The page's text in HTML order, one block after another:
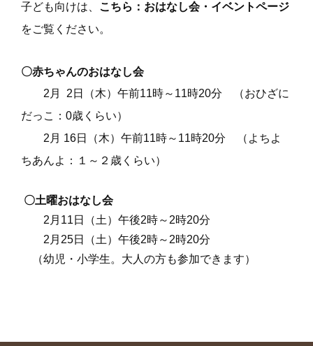
子ども向けは、
こちら：おはなし会・イベントページ
をご覧ください。
〇赤ちゃんのおはなし会
2月 2日（木）午前11時～11時20分 （おひざに
だっこ：0歳くらい）
2月 16日（木）午前11時～11時20分
（ よちよ
ちあんよ：１～２歳くらい）
〇土曜おはなし会
2月11日（土）午後2時～2時20分
2月25日（土）午後2時～2時20分
（幼児・小学生。大人の方も参加できます）